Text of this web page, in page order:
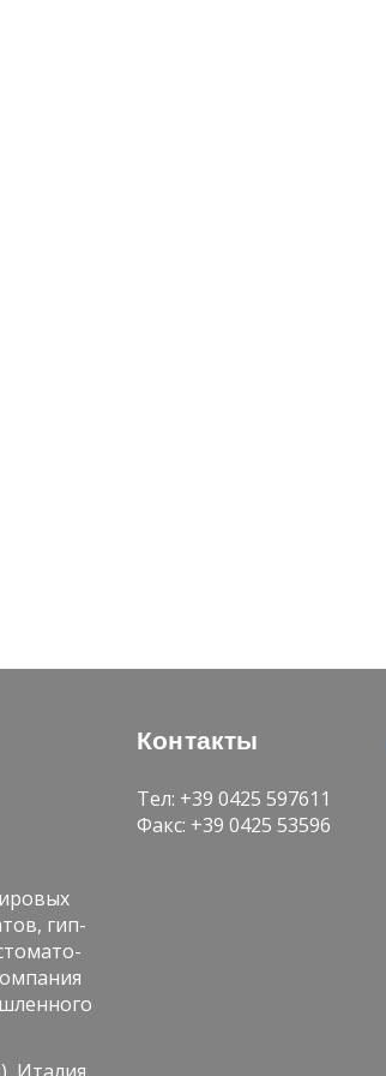
гип­
Кон­так­ты
Тел: +39 0425 597611
Факс: +39 0425 53596